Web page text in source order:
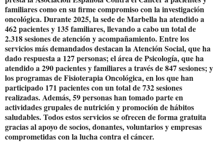
familiares como en su firme compromiso con la investigación
oncológica. Durante 2025, la sede de Marbella ha atendido a
462 pacientes y 135 familiares, llevando a cabo un total de
2.318 sesiones de atención y acompañamiento. Entre los
servicios más demandados destacan la Atención Social, que ha
dado respuesta a 127 personas; el área de Psicología, que ha
atendido a 290 pacientes y familiares a través de 847 sesiones; y
los programas de Fisioterapia Oncológica, en los que han
participado 171 pacientes con un total de 732 sesiones
realizadas. Además, 59 personas han tomado parte en
actividades grupales de nutrición y promoción de hábitos
saludables. Todos estos servicios se ofrecen de forma gratuita
gracias al apoyo de socios, donantes, voluntarios y empresas
comprometidas con la lucha contra el cáncer.